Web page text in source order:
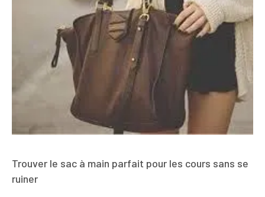
Trouver le sac à main parfait pour les cours sans se
ruiner